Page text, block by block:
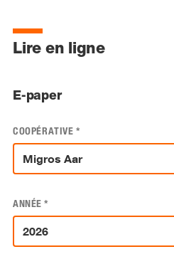
Lire en ligne
E-paper
COOPÉRATIVE *
ANNÉE *